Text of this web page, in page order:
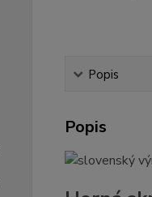
Popis
Popis